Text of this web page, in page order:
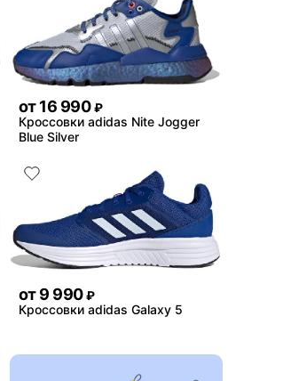
от16 990 ₽
Кроссовки adidas Nite Jogger
Blue Silver
от9 990 ₽
Кроссовки adidas Galaxy 5